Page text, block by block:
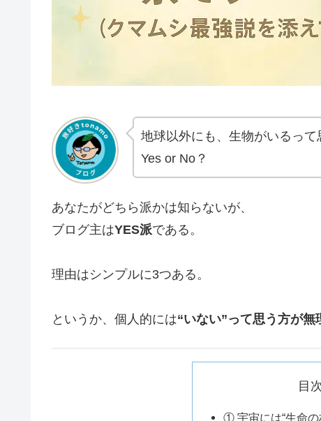
地球以外にも、生物がいるって
Yes or No？
あなたがどちら派かは知らないが、
ブログ主はYES派である。
理由はシンプルに3つある。
というか、個人的には“いない”って思う方が
目次
① 宇宙には“生命の